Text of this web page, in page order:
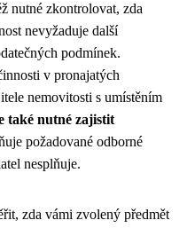
nutné zkontrolovat, zda
nevyžaduje další
podmínek.
v pronajatých
nemovitosti s umístěním
také nutné zajistit
požadované odborné
nesplňuje.
zda vámi zvolený předmět